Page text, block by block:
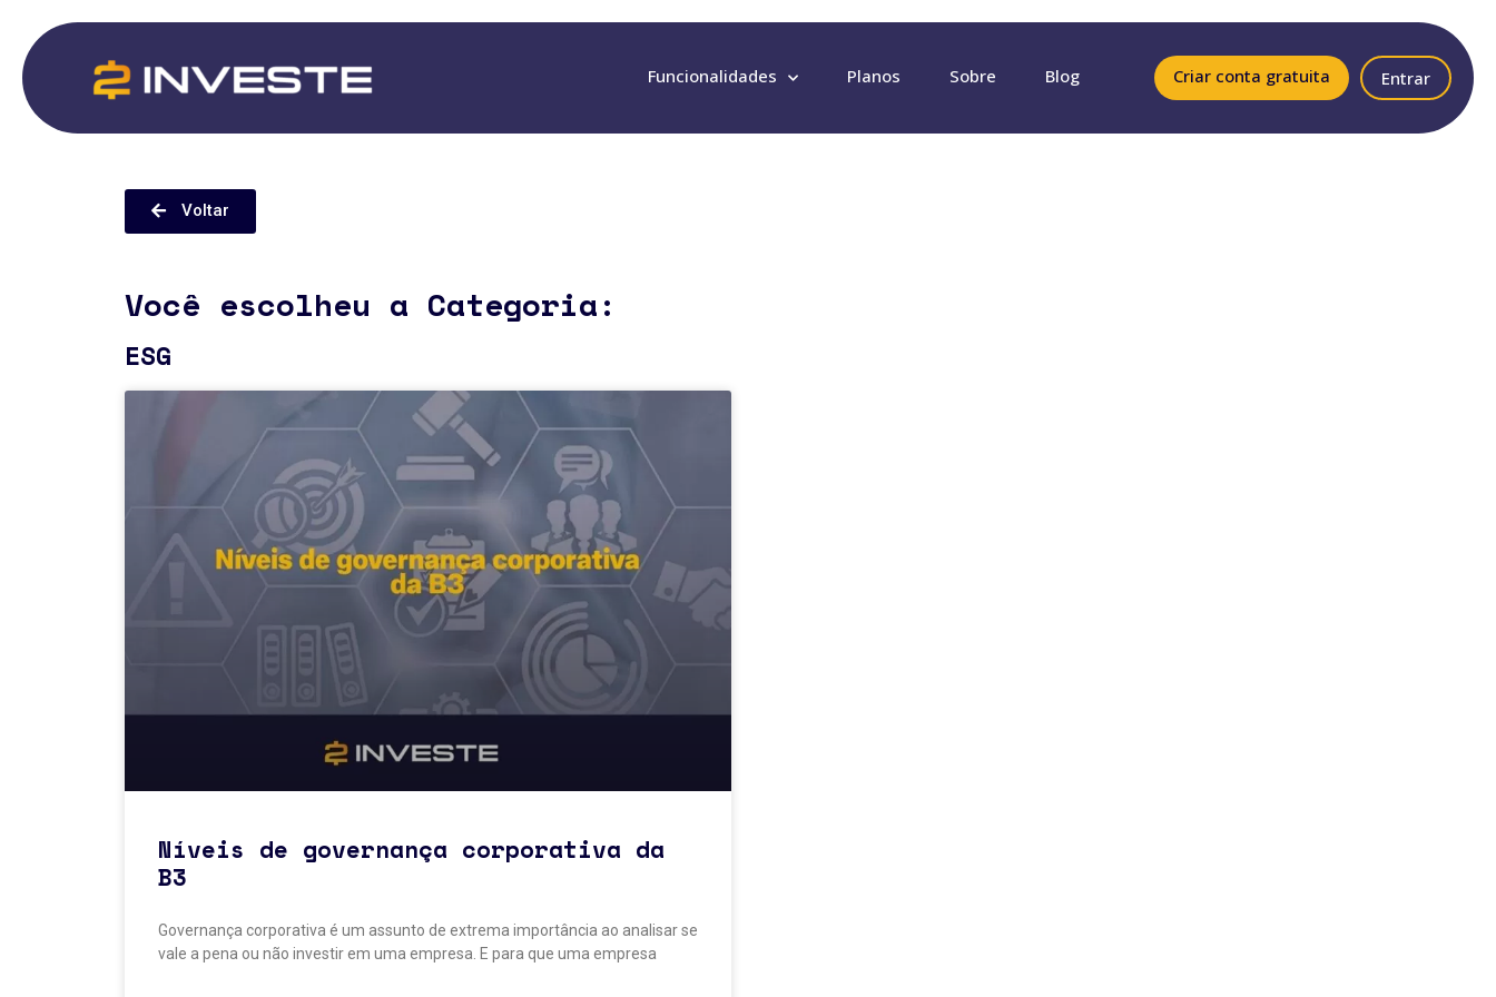
Funcionalidades Planos Sobre Blog Criar conta gratuita Entrar
Voltar
Você escolheu a Categoria:
ESG
Níveis de governança corporativa da
B3
Governança corporativa é um assunto de extrema importância ao analisar se
vale a pena ou não investir em uma empresa. E para que uma empresa